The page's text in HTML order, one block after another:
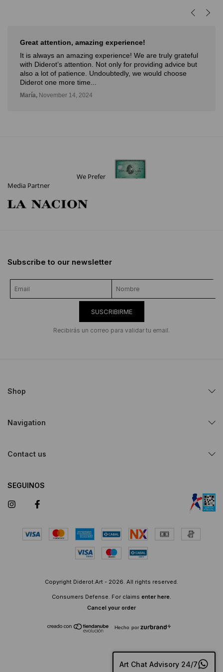
Art Chat Advisory 24/7
amazing experience!
an amazing experience! We are truly grateful
attention. Not only for providing advice but
of patience. Undoubtedly, we would choose
more time...
14, 2024
Muy
novedosa
con la
We Prefer
Media Partner
Subscribe to our newsletter
SUSCRIBIRME
Recibirás un correo para validar tu email.
Shop
Navigation
Contact us
SEGUINOS
Copyright Diderot.Art - 2026. All rights reserved.
Consumers Defense. For claims enter here.
Cancel your order
Hecho por